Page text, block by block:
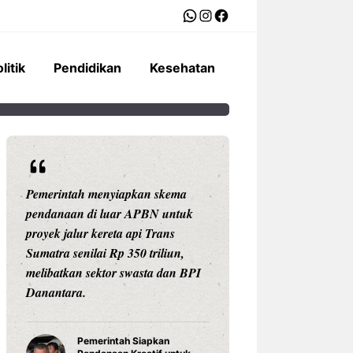
WhatsApp
Instagram
Facebook
Pendidikan Kesehatan
Pemerintah menyiapkan skema
pendanaan di luar APBN untuk
proyek jalur kereta api Trans
Sumatra senilai Rp 350 triliun,
melibatkan sektor swasta dan BPI
Danantara.
Pemerintah Siapkan